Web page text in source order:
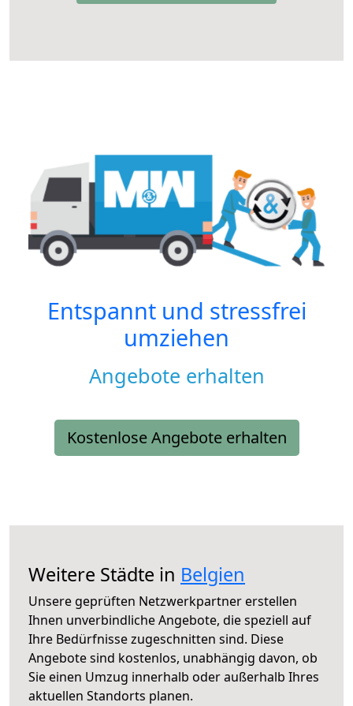
Entspannt und stressfrei
umziehen
Angebote erhalten
Kostenlose Angebote erhalten
Weitere Städte in Belgien
Unsere geprüften Netzwerkpartner erstellen
Ihnen unverbindliche Angebote, die speziell auf
Ihre Bedürfnisse zugeschnitten sind. Diese
Angebote sind kostenlos, unabhängig davon, ob
Sie einen Umzug innerhalb oder außerhalb Ihres
aktuellen Standorts planen.